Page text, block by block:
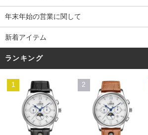
年末年始の営業に関して
新着アイテム
ランキング
1 2